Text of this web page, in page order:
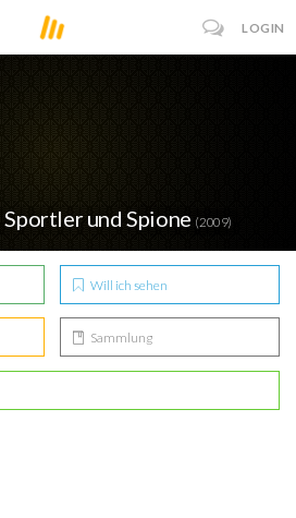
LOGIN
und Spione (2009)
Will ich sehen
Sammlung